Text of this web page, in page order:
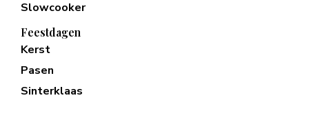
Slowcooker
Feestdagen
Kerst
Pasen
Sinterklaas